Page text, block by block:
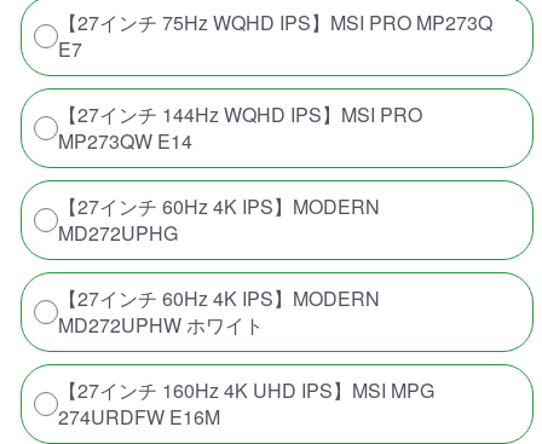
【27インチ 75Hz WQHD IPS】MSI PRO MP273Q
E7
【27インチ 144Hz WQHD IPS】MSI PRO
MP273QW E14
【27インチ 60Hz 4K IPS】MODERN
MD272UPHG
【27インチ 60Hz 4K IPS】MODERN
MD272UPHW ホワイト
【27インチ 160Hz 4K UHD IPS】MSI MPG
274URDFW E16M